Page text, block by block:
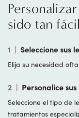
sido tan fácil
1 | Seleccione sus
Elija su necesidad
2 | Personalice
Seleccione el tipo de
tratamientos